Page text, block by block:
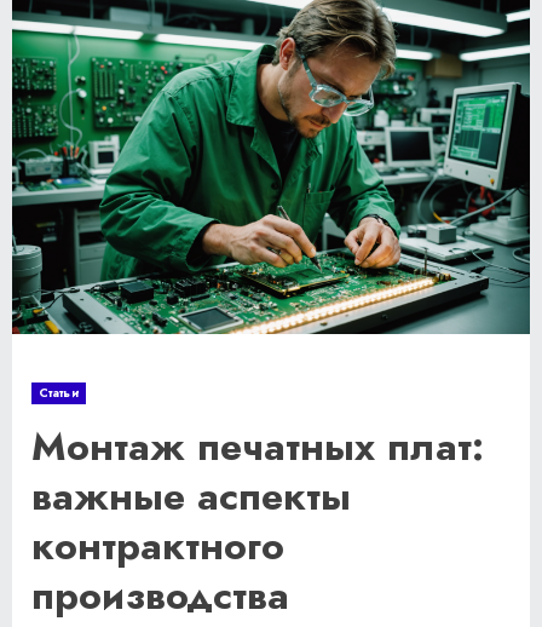
Статьи
Монтаж печатных плат:
важные аспекты
контрактного
производства